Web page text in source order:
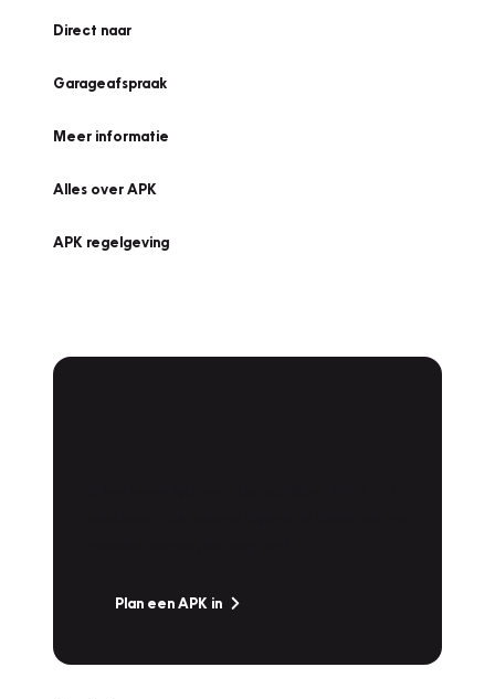
Direct naar
Garageafspraak
Meer informatie
Alles over APK
APK regelgeving
Plan een APK in